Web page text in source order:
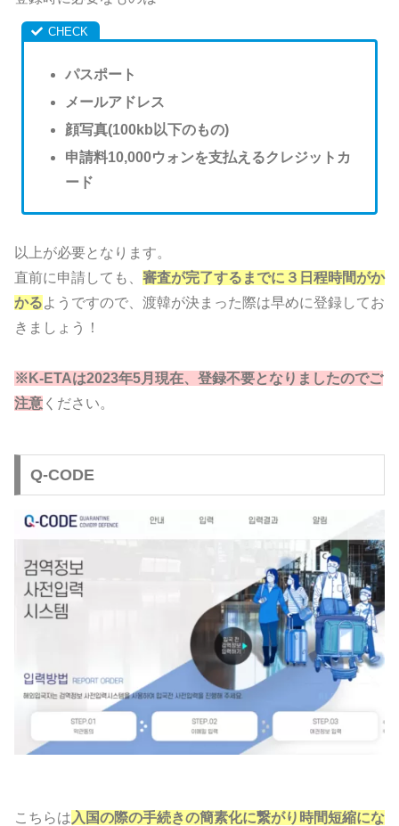
パスポート
メールアドレス
顔写真(100kb以下のもの)
申請料10,000ウォンを支払えるクレジットカ
ード
以上が必要となります。
直前に申請しても、 審査が完了するまでに３日程時間がか
かるようですので、渡韓が決まった際は早めに登録してお
きましょう！
※K-ETAは2023年5月現在、登録不要となりましたのでご
注意 ください。
Q-CODE
こちらは 入国の際の手続きの簡素化に繋がり時間短縮にな